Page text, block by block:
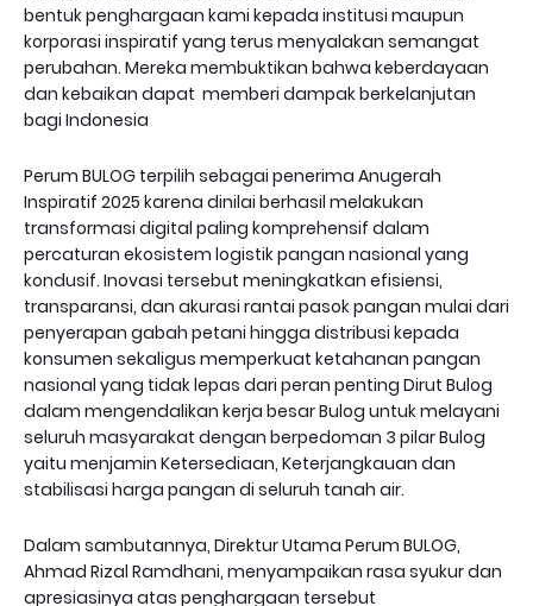
bentuk penghargaan kami kepada institusi maupun
korporasi inspiratif yang terus menyalakan semangat
perubahan. Mereka membuktikan bahwa keberdayaan
dan kebaikan dapat memberi dampak berkelanjutan
bagi Indonesia
Perum BULOG terpilih sebagai penerima Anugerah
Inspiratif 2025 karena dinilai berhasil melakukan
transformasi digital paling komprehensif dalam
percaturan ekosistem logistik pangan nasional yang
kondusif. Inovasi tersebut meningkatkan efisiensi,
transparansi, dan akurasi rantai pasok pangan mulai dari
penyerapan gabah petani hingga distribusi kepada
konsumen sekaligus memperkuat ketahanan pangan
nasional yang tidak lepas dari peran penting Dirut Bulog
dalam mengendalikan kerja besar Bulog untuk melayani
seluruh masyarakat dengan berpedoman 3 pilar Bulog
yaitu menjamin Ketersediaan, Keterjangkauan dan
stabilisasi harga pangan di seluruh tanah air.
Dalam sambutannya, Direktur Utama Perum BULOG,
Ahmad Rizal Ramdhani, menyampaikan rasa syukur dan
apresiasinya atas penghargaan tersebut